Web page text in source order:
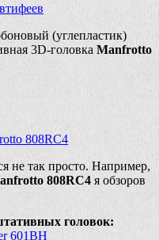
(углепластик)
3D-головка Manfrotto
808RC4
не так просто. Например,
808RC4 я обзоров
головок:
601BH